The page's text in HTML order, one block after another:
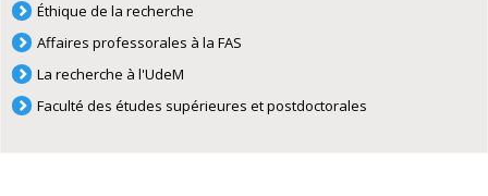
Éthique de la recherche
Affaires professorales à la FAS
La recherche à l'UdeM
Faculté des études supérieures et postdoctorales